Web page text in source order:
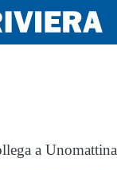
a Unomattina